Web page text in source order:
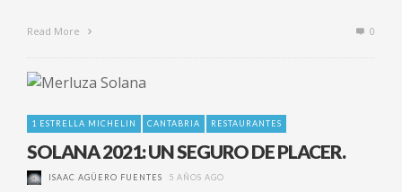
Read More 0
1 ESTRELLA MICHELIN CANTABRIA RESTAURANTES
SOLANA 2021: UN SEGURO DE PLACER.
ISAAC AGÜERO FUENTES 5 AÑOS AGO